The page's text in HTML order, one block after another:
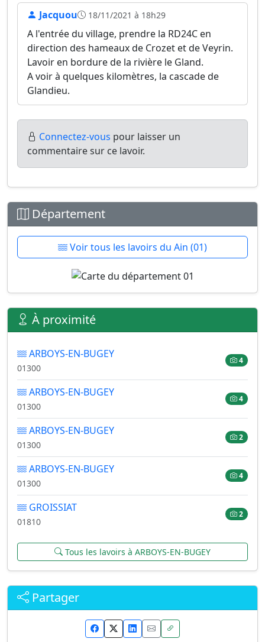
Jacquou 18/11/2021 à 18h29
A l'entrée du village, prendre la RD24C en
direction des hameaux de Crozet et de Veyrin.
Lavoir en bordure de la rivière le Gland.
A voir à quelques kilomètres, la cascade de
Glandieu.
Connectez-vous pour laisser un
commentaire sur ce lavoir.
Département
Voir tous les lavoirs du Ain (01)
À proximité
ARBOYS-EN-BUGEY
01300
4
ARBOYS-EN-BUGEY
01300
4
ARBOYS-EN-BUGEY
01300
2
ARBOYS-EN-BUGEY
01300
4
GROISSIAT
01810
2
Tous les lavoirs à ARBOYS-EN-BUGEY
Partager